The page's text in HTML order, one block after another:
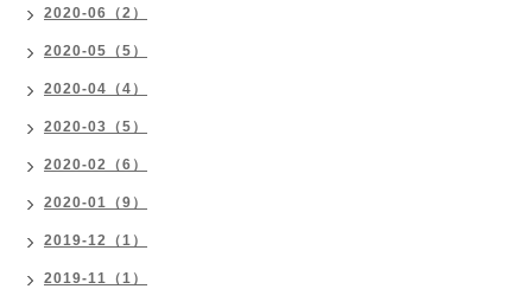
2020-06（2）
2020-05（5）
2020-04（4）
2020-03（5）
2020-02（6）
2020-01（9）
2019-12（1）
2019-11（1）